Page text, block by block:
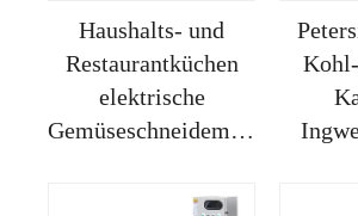
Haushalts- und
Restaurantküchen
elektrische
Gemüseschneidemaschine,
Zwiebel,